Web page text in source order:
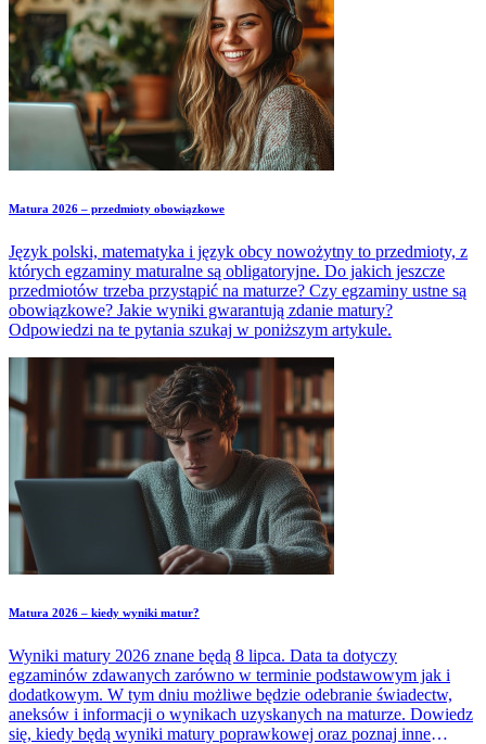
Matura 2026 – przedmioty obowiązkowe
Język polski, matematyka i język obcy nowożytny to przedmioty, z
których egzaminy maturalne są obligatoryjne. Do jakich jeszcze
przedmiotów trzeba przystąpić na maturze? Czy egzaminy ustne są
obowiązkowe? Jakie wyniki gwarantują zdanie matury?
Odpowiedzi na te pytania szukaj w poniższym artykule.
Matura 2026 – kiedy wyniki matur?
Wyniki matury 2026 znane będą 8 lipca. Data ta dotyczy
egzaminów zdawanych zarówno w terminie podstawowym jak i
dodatkowym. W tym dniu możliwe będzie odebranie świadectw,
aneksów i informacji o wynikach uzyskanych na maturze. Dowiedz
się, kiedy będą wyniki matury poprawkowej oraz poznaj inne